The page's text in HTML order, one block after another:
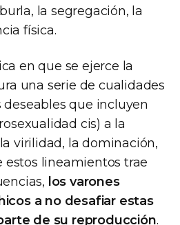
la segregación, la
física.
en que se ejerce la
una serie de cualidades
que incluyen
cis) a la
virilidad, la dominación,
estos lineamientos trae
los varones
a no desafiar estas
de su reproducción.